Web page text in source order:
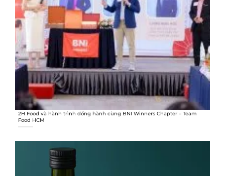
2H Food và hành trình đồng hành cùng BNI Winners Chapter – Team
Food HCM